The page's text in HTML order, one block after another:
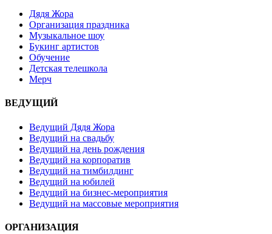
Дядя Жора
Организация праздника
Музыкальное шоу
Букинг артистов
Обучение
Детская телешкола
Мерч
ВЕДУЩИЙ
Ведущий Дядя Жора
Ведущий на свадьбу
Ведущий на день рождения
Ведущий на корпоратив
Ведущий на тимбилдинг
Ведущий на юбилей
Ведущий на бизнес-мероприятия
Ведущий на массовые мероприятия
ОРГАНИЗАЦИЯ